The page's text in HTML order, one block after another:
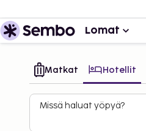
Lomat
Matkat Hotellit
Missä haluat yöpyä?